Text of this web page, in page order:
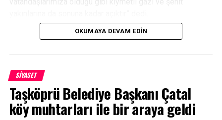
İftar programına Tosya Belediye Başkanı Volkan Kavaklıgil,
Tosya İlçe Emniyet Müdürü Cenk Demir, Jandarma İlçe
İbrahim Ateş, Tosya Kaymakamlığı Sosyal Yardımlaşma ve
yakınları, gaziler ve gazi yakınları katıldı.
OKUMAYA DEVAM EDIN
SİYASET
Taşköprü Belediye Başkanı Çatal
köy muhtarları ile bir araya geldi